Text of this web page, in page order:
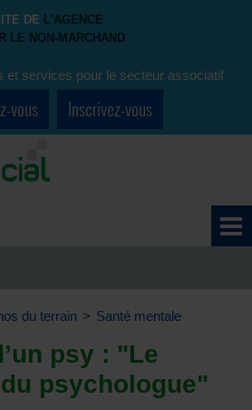
DE L'AGENCE
LE NON-MARCHAND
et services pour le secteur associatif
vous Inscrivez-vous
du terrain > Santé mentale
psy : "Le
psychologue"